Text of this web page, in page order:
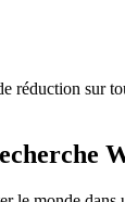
réduction sur